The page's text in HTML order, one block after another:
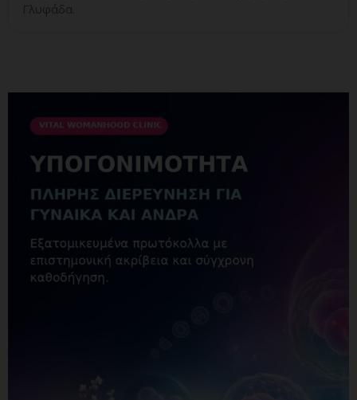
Γλυφάδα.